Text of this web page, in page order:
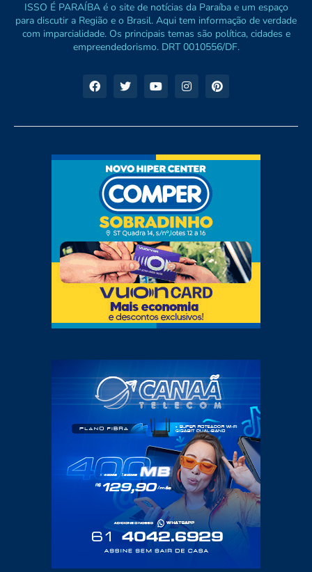
ISSO É PARAÍBA é o site de notícias da Paraíba e um espaço
para discutir a Região e o Brasil. Aqui tem informação de verdade
com imparcialidade. Os principais temas são política, cidades e
empreendedorismo. DRT 0010556/DF.